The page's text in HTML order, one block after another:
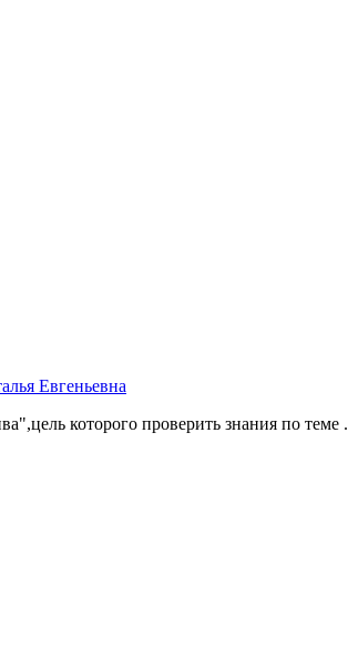
Евгеньевна
которого проверить знания по теме .